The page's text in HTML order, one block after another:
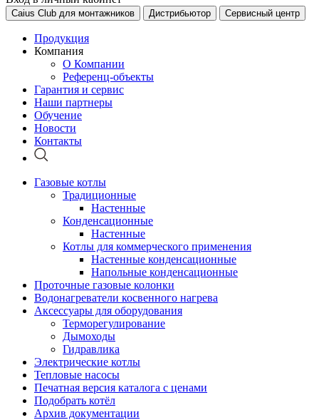
Caius Club для монтажников Дистрибьютор Сервисный центр
Продукция
Компания
О Компании
Референц-объекты
Гарантия и сервис
Наши партнеры
Обучение
Новости
Контакты
Газовые котлы
Традиционные
Настенные
Конденсационные
Настенные
Котлы для коммерческого применения
Настенные конденсационные
Напольные конденсационные
Проточные газовые колонки
Водонагреватели косвенного нагрева
Аксессуары для оборудования
Терморегулирование
Дымоходы
Гидравлика
Электрические котлы
Тепловые насосы
Печатная версия каталога с ценами
Подобрать котёл
Архив документации